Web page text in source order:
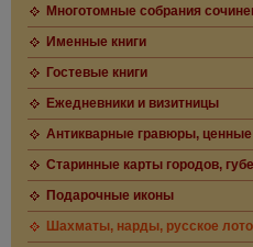
Многотомные собрания
Именные книги
Гостевые книги
Ежедневники и визитницы
Антикварные гравюры,
Старинные карты городов,
Подарочные иконы
Шахматы, нарды, русское